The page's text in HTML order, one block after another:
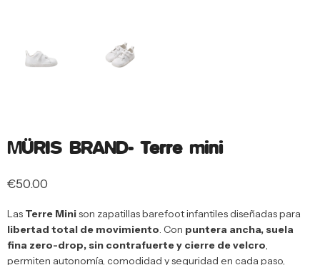
MÜRIS BRAND- Terre mini
€50.00
Las Terre Minison zapatillas barefoot infantiles diseñadas para
libertad total de movimiento. Con puntera ancha, suela
fina zero-drop, sin contrafuerte y cierre de velcro,
permiten autonomía, comodidad y seguridad en cada paso,